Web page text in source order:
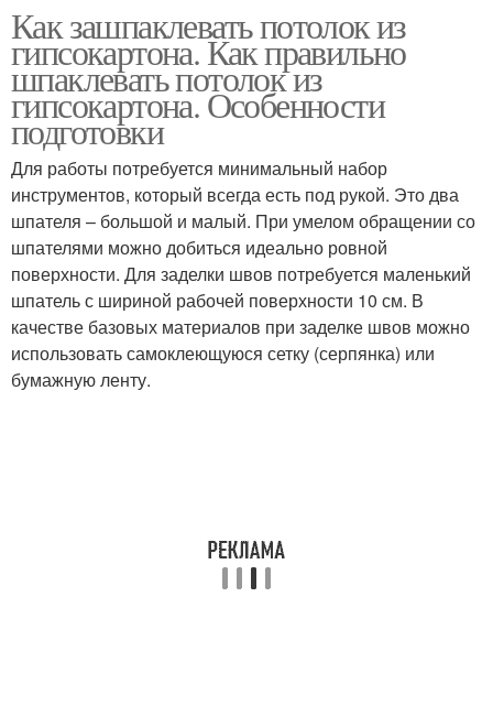
Как зашпаклевать потолок из
гипсокартона. Как правильно
шпаклевать потолок из
гипсокартона. Особенности
подготовки
Для работы потребуется минимальный набор
инструментов, который всегда есть под рукой. Это два
шпателя – большой и малый. При умелом обращении со
шпателями можно добиться идеально ровной
поверхности. Для заделки швов потребуется маленький
шпатель с шириной рабочей поверхности 10 см. В
качестве базовых материалов при заделке швов можно
использовать самоклеющуюся сетку (серпянка) или
бумажную ленту.